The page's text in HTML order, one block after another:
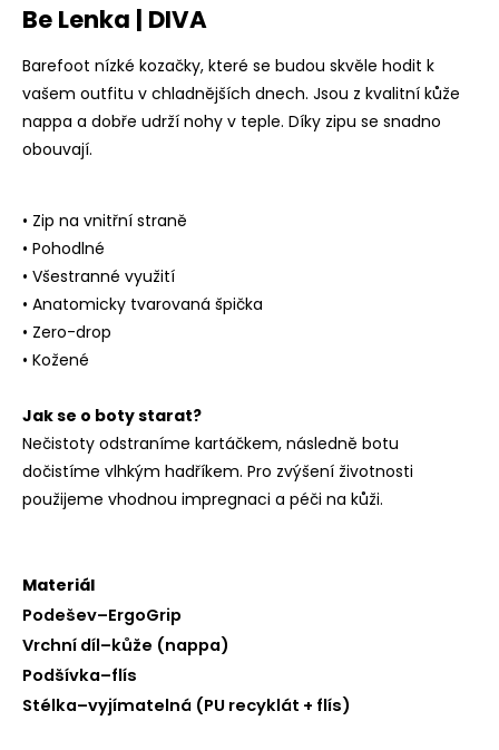
Be Lenka | DIVA
Barefoot nízké kozačky, které se budou skvěle hodit k
vašem outfitu v chladnějších dnech. Jsou z kvalitní kůže
nappa a dobře udrží nohy v teple. Díky zipu se snadno
obouvají.
• Zip na vnitřní straně
• Pohodlné
• Všestranné využití
• Anatomicky tvarovaná špička
• Zero-drop
• Kožené
Jak se o boty starat?
Nečistoty odstraníme kartáčkem, následně botu
dočistíme vlhkým hadříkem. Pro zvýšení životnosti
použijeme vhodnou impregnaci a péči na kůži.
Materiál
Podešev–ErgoGrip
Vrchní díl–kůže (nappa)
Podšívka–flís
Stélka–vyjímatelná (PU recyklát + flís)